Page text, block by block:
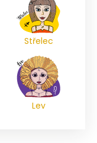
Střelec
Lev